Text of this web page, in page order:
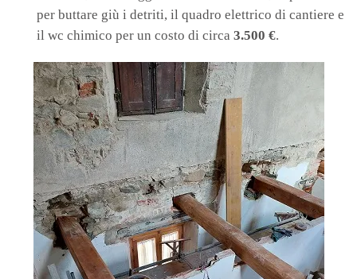
per buttare giù i detriti, il quadro elettrico di cantiere e
il wc chimico per un costo di circa 3.500 €.